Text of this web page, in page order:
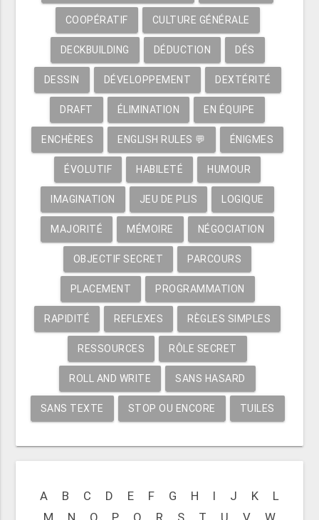
COOPÉRATIF CULTURE GÉNÉRALE
DECKBUILDING DÉDUCTION DÉS
DESSIN DÉVELOPPEMENT DEXTÉRITÉ
DRAFT ÉLIMINATION EN ÉQUIPE
ENCHÈRES ENGLISH RULES 💬 ÉNIGMES
ÉVOLUTIF HABILETÉ HUMOUR
IMAGINATION JEU DE PLIS LOGIQUE
MAJORITÉ MÉMOIRE NÉGOCIATION
OBJECTIF SECRET PARCOURS
PLACEMENT PROGRAMMATION
RAPIDITÉ REFLEXES RÈGLES SIMPLES
RESSOURCES RÔLE SECRET
ROLL AND WRITE SANS HASARD
SANS TEXTE STOP OU ENCORE TUILES
A B C D E F G H I J K
L